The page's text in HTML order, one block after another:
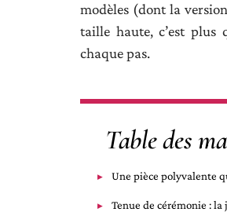
modèles (dont la
taille haute, c’est plus
chaque pas.
Table des
Une pièce polyvalente
Tenue de cérémonie :